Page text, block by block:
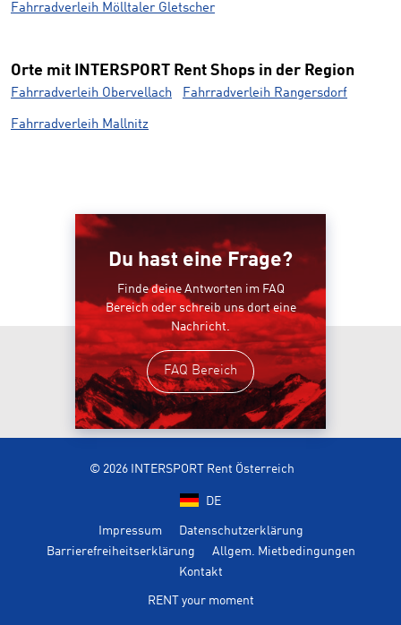
Fahrradverleih Mölltaler Gletscher
Orte mit INTERSPORT Rent Shops in der Region
Fahrradverleih Obervellach Fahrradverleih Rangersdorf
Fahrradverleih Mallnitz
Du hast eine Frage?
Finde deine Antworten im FAQ
Bereich oder schreib uns dort eine
Nachricht.
FAQ Bereich
© 2026 INTERSPORT Rent Österreich
DE
Impressum
Datenschutzerklärung
Barrierefreiheitserklärung
Allgem. Mietbedingungen
Kontakt
RENT your moment